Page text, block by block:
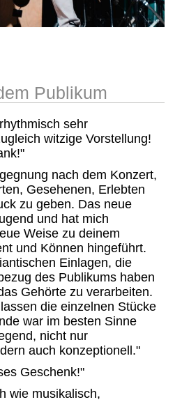
Publikum
sehr
witzige Vorstellung!
nach dem Konzert,
Gesehenen, Erlebten
zu geben. Das neue
und hat mich
Weise zu deinem
und Können hingeführt.
Einlagen, die
des Publikums haben
Gehörte zu verarbeiten.
die einzelnen Stücke
war im besten Sinne
nicht nur
auch konzeptionell."
Geschenk!"
wie musikalisch,